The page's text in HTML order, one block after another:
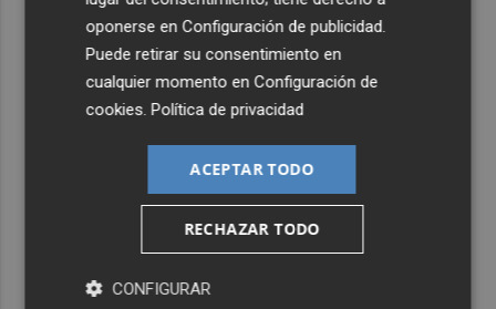
oponerse enConfiguración de publicidad
Puede retirar su consentimiento en
cualquier momento enConfiguración de
cookies .Política de privacidad
ACEPTAR TODO
RECHAZAR TODO
CONFIGURAR